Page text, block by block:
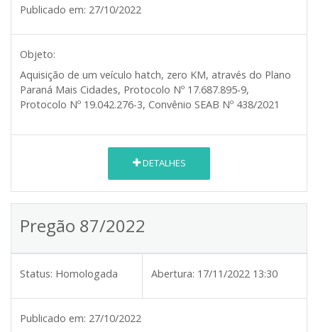
Publicado em: 27/10/2022
Objeto:
Aquisição de um veículo hatch, zero KM, através do Plano
Paraná Mais Cidades, Protocolo Nº 17.687.895-9,
Protocolo Nº 19.042.276-3, Convênio SEAB Nº 438/2021
DETALHES
Pregão 87/2022
Status: Homologada Abertura: 17/11/2022 13:30
Publicado em: 27/10/2022